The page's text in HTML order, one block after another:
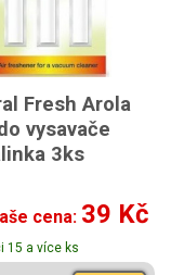
Fresh Arola
vysavače
3ks
cena: 39 Kč
15 a více ks